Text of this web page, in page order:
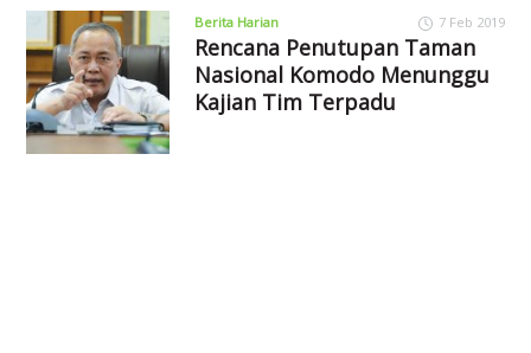
Berita Harian 7 Feb 2019
Rencana Penutupan Taman
Nasional Komodo Menunggu
Kajian Tim Terpadu